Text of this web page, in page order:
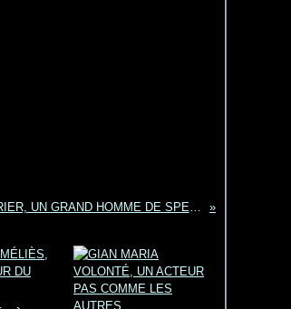
FRANCOIS PÉRIER, UN GRAND HOMME DE SPECTACLE